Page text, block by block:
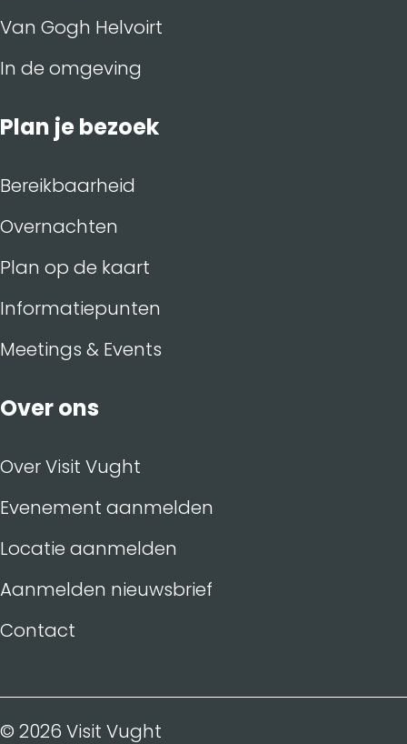
Van Gogh Helvoirt
In de omgeving
Plan je bezoek
Bereikbaarheid
Overnachten
Plan op de kaart
Informatiepunten
Meetings & Events
Over ons
Over Visit Vught
Evenement aanmelden
Locatie aanmelden
Aanmelden nieuwsbrief
Contact
© 2026 Visit Vught